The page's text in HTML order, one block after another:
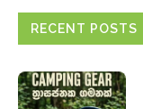
RECENT POSTS